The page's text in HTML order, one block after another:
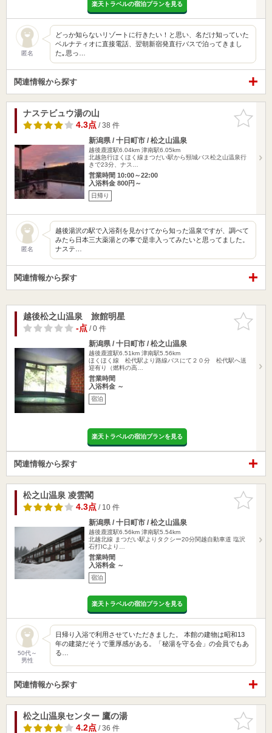
楽天トラベルの宿泊プランを見る
匿名
どっか知らないリゾートに行きたい！と思い、名だけ知っていた
ベルナティオに直接電話、翌朝新宿発直行バスで泊ってきまし
た｡思っ…
関連情報から探す
お気に入
りに追加
ナステビュウ湯の山
4.3点/ 38 件
新潟県 / 十日町市 / 松之山温泉
越後鹿渡駅6.04km 津南駅6.05km
北越急行ほくほく線まつだい駅から頸城バス松之山温泉行
きで23分、ナス…
営業時間 10:00～22:00
入浴料金 800円～
日帰り
匿名
越後湯沢の駅で入浴剤を見かけてから知った温泉ですが、調べて
みたら日本三大薬湯との事で是非入ってみたいと思ってました。
ナステ…
関連情報から探す
お気に入
りに追加
越後松之山温泉 旅館明星
-点/ 0 件
新潟県 / 十日町市 / 松之山温泉
越後鹿渡駅6.51km 津南駅5.56km
ほくほく線 松代駅より路線バスにて２０分 松代駅へ送
迎有り（燃料の高…
営業時間
入浴料金 ～
宿泊
楽天トラベルの宿泊プランを見る
関連情報から探す
お気に入
りに追加
松之山温泉 凌雲閣
4.3点/ 10 件
新潟県 / 十日町市 / 松之山温泉
越後鹿渡駅6.56km 津南駅5.54km
北越北線 まつだい駅よりタクシー20分関越自動車道 塩沢
石打ICより…
営業時間
入浴料金 ～
宿泊
楽天トラベルの宿泊プランを見る
50代～
男性
日帰り入浴で利用させていただきました。 本館の建物は昭和13
年の建築だそうで重厚感がある。「秘湯を守る会」の会員でもあ
る…
関連情報から探す
お気に入
りに追加
松之山温泉センター 鷹の湯
4.2点/ 36 件